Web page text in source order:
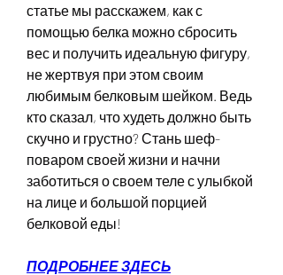
статье мы расскажем, как с
помощью белка можно сбросить
вес и получить идеальную фигуру,
не жертвуя при этом своим
любимым белковым шейком. Ведь
кто сказал, что худеть должно быть
скучно и грустно? Стань шеф-
поваром своей жизни и начни
заботиться о своем теле с улыбкой
на лице и большой порцией
белковой еды!
ПОДРОБНЕЕ ЗДЕСЬ